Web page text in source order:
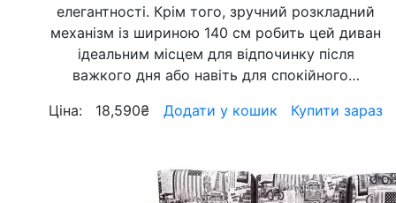
елегантності. Крім того, зручний розкладний
механізм із шириною 140 см робить цей диван
ідеальним місцем для відпочинку після
важкого дня або навіть для спокійного…
Ціна:
18,590₴ Додати у кошик Купити зараз